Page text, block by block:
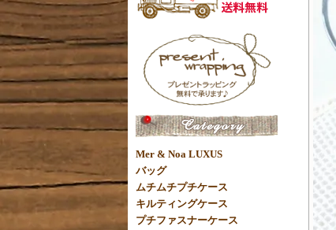
Mer & Noa LUXUS
バッグ
ムチムチプチケース
キルティングケース
プチファスナーケース